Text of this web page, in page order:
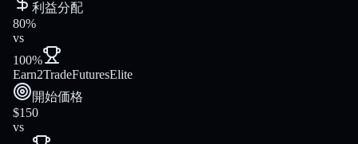
利益分配
80%
vs
100%
Earn2TradeFuturesElite
開始価格
$150
vs